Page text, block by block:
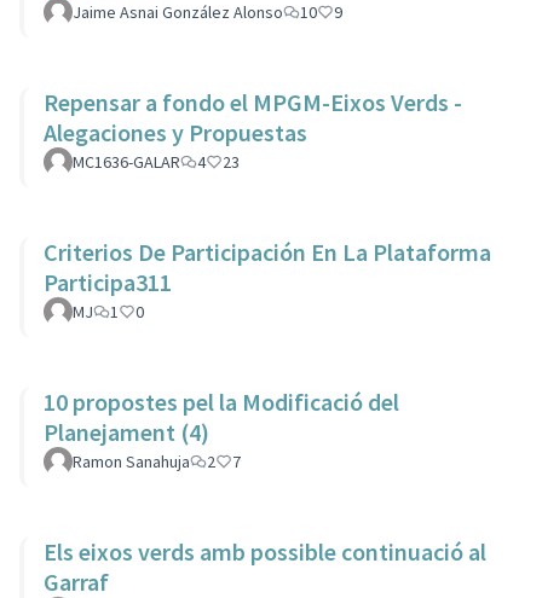
Jaime Asnai González Alonso 10 9
Repensar a fondo el MPGM-Eixos Verds -
Alegaciones y Propuestas
MC1636-GALAR 4 23
Criterios De Participación En La Plataforma
Participa311
MJ 1 0
10 propostes pel la Modificació del
Planejament (4)
Ramon Sanahuja 2 7
Els eixos verds amb possible continuació al
Garraf